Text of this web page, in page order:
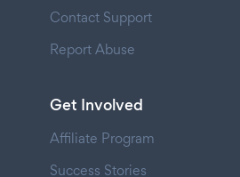
Contact Support
Report Abuse
Get Involved
Affiliate Program
Success Stories